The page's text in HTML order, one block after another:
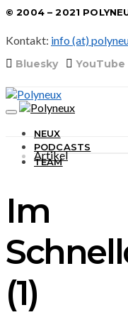
© 2004 – 2021
Kontakt: info (at)
Bluesky YouTube
NEUX
PODCASTS
TEAM
Artikel
Im
(1)